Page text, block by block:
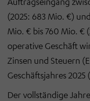
(2025: 683 Mio. €)
Mio. € bis 760 Mio. €
operative Geschäft
Zinsen und Steuern
Geschäftsjahres
Der vollständige